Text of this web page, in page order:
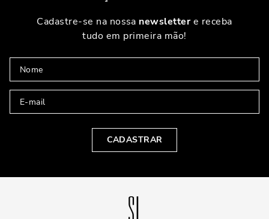
Cadastre-se na nossa newslettere receba
tudo em primeira mão!
CADASTRAR